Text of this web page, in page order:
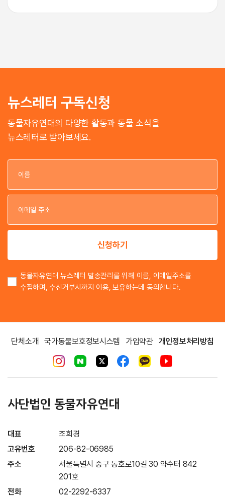
뉴스레터 구독신청
동물자유연대의 다양한 활동과 동물 소식을
뉴스레터로 받아보세요.
이
이
신청하기
동물자유연대 뉴스레터 발송관리를 위해 이름, 이메일주소를
수집하며, 수신거부시까지 이용, 보유하는데 동의합니다.
단체소개 국가동물보호정보시스템 가입약관 개인정보처리방침
사단법인 동물자유연대
대표
조희경
고유번호
206-82-06985
주소
서울특별시 중구 동호로10길 30 약수터 842
201호
전화
02-2292-6337